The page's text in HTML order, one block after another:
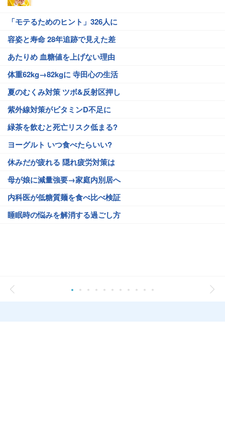
「モテるためのヒント」326人に
容姿と寿命 28年追跡で見えた差
あたりめ 血糖値を上げない理由
体重62kg→82kgに 寺田心の生活
夏のむくみ対策 ツボ&反射区押し
紫外線対策がビタミンD不足に
緑茶を飲むと死亡リスク低まる?
ヨーグルト いつ食べたらいい?
休みだが疲れる 隠れ疲労対策は
母が娘に減量強要→家庭内別居へ
内科医が低糖質麺を食べ比べ検証
睡眠時の悩みを解消する過ごし方